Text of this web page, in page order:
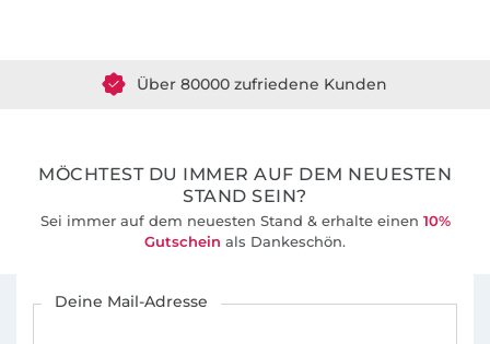
Über 80000 zufriedene Kunden
MÖCHTEST DU IMMER AUF DEM NEUESTEN
STAND SEIN?
Sei immer auf dem neuesten Stand & erhalte einen 10%
Gutschein als Dankeschön.
Deine Mail-Adresse